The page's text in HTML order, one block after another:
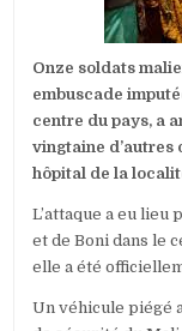
Onze soldats
embuscade
centre du pays, a
vingtaine d’autres
hôpital de la
L’attaque a eu
et de Boni dans le
elle a été
Un véhicule piégé